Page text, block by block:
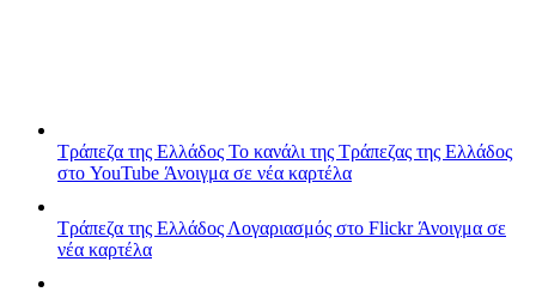
Τράπεζα της Ελλάδος Το κανάλι της Τράπεζας της Ελλάδος
στο YouTube Άνοιγμα σε νέα καρτέλα
Τράπεζα της Ελλάδος Λογαριασμός στο FlickrΆνοιγμα σε
νέα καρτέλα